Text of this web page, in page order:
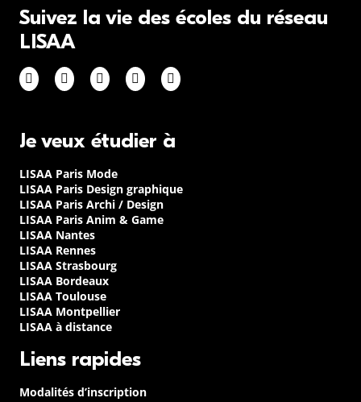
Suivez la vie des écoles du réseau
LISAA
Je veux étudier à
LISAA Paris Mode
LISAA Paris Design graphique
LISAA Paris Archi / Design
LISAA Paris Anim & Game
LISAA Nantes
LISAA Rennes
LISAA Strasbourg
LISAA Bordeaux
LISAA Toulouse
LISAA Montpellier
LISAA à distance
Liens rapides
Modalités d’inscription